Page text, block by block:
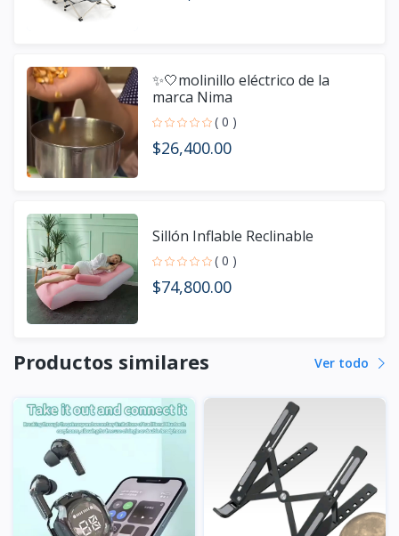
✨🤍molinillo eléctrico de la
marca Nima
( 0 )
$26,400.00
Sillón Inflable Reclinable
( 0 )
$74,800.00
Productos similares Ver todo